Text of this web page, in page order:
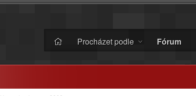
Procházet podle Fórum